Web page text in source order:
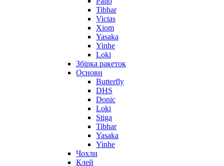
Tibhar
Victas
Xiom
Yasaka
Yinhe
Loki
Збірка ракеток
Основи
Butterfly
DHS
Donic
Loki
Stiga
Tibhar
Yasaka
Yinhe
Чохли
Клей